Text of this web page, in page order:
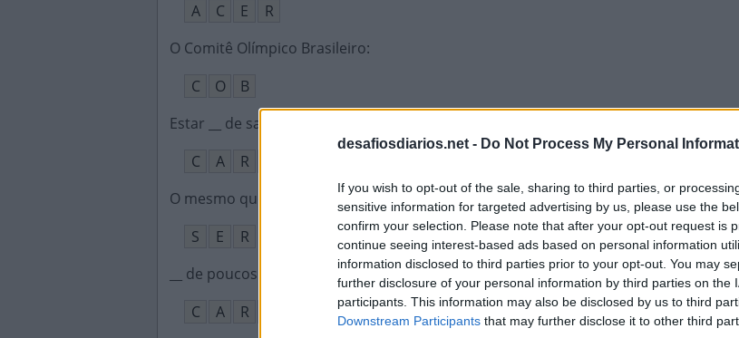
desafiosdiarios.net - Do Not Process My Personal
If you wish to opt-out of the sale, sharing to third parties, or
sensitive information for targeted advertising by us, please use the
confirm your selection. Please note that after your opt-out request is
continue seeing interest-based ads based on personal information
information disclosed to third parties prior to your opt-out. You may
further disclosure of your personal information by third parties on the
participants. This information may also be disclosed by us to third
Downstream Participants that may further disclose it to other third
A
C E
R
O Comitê Olímpico Brasileiro:
C
O
B
Estar __ de saber, já ter ouvido inúmeras vezes
C
A R
O mesmo que existir
S
E
R
__ de poucos amigos, ranzinza, intolerante
C
A R